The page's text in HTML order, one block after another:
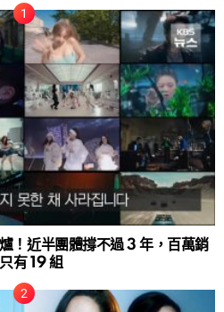
！近半團體撐不過 3 年，百萬銷
有 19 組